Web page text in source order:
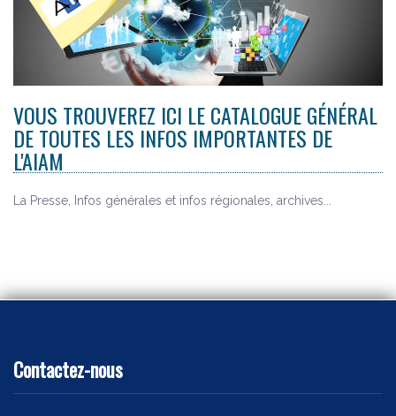
VOUS TROUVEREZ ICI LE CATALOGUE GÉNÉRAL
DE TOUTES LES INFOS IMPORTANTES DE
L'AIAM
La Presse, Infos générales et infos régionales, archives...
Contactez-nous